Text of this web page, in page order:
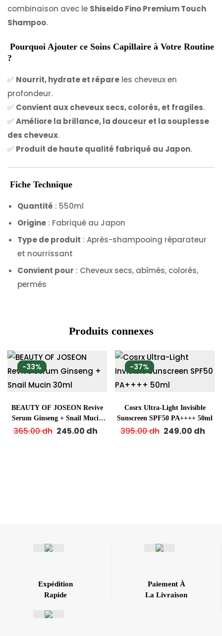
combinaison avec le Shiseido Fino Premium Touch
Shampoo.
Pourquoi Ajouter ce Soins Capillaire à Votre Routine
?
✅ Nourrit, hydrate et répare les cheveux en
profondeur.
✅ Convient aux cheveux secs, colorés, et fragiles.
✅Améliore la brillance, la douceur et la souplesse
des cheveux.
✅ Produit de haute qualité fabriqué au Japon.
Fiche Technique
Quantité : 550ml
Origine : Fabriqué au Japon
Type de produit : Après-shampooing réparateur
et nourrissant
Convient pour : Cheveux secs, abîmés, colorés,
permés
Produits connexes
-33%
BEAUTY OF JOSEON Revive
Serum Ginseng + Snail Mucin
30ml
365.00dh 245.00 dh
-37%
Cosrx Ultra-Light Invisible
Sunscreen SPF50 PA++++ 50ml
395.00dh 249.00 dh
Paiement À
La Livraison
Expédition
Rapide